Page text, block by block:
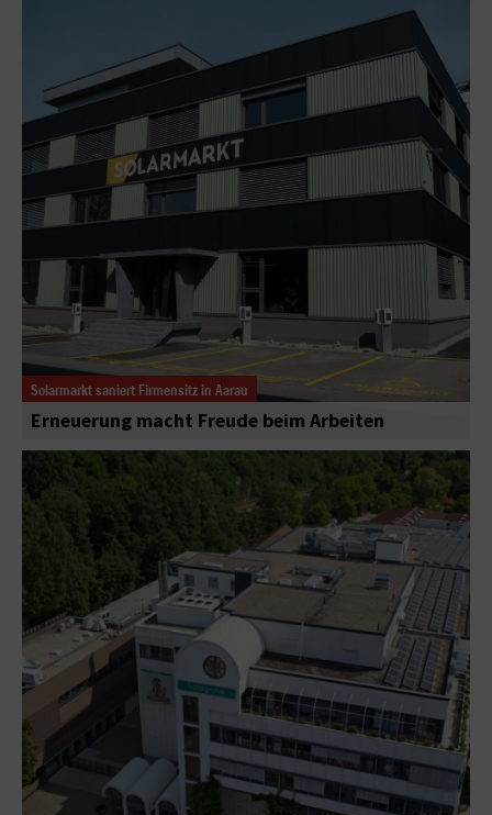
Solarmarkt saniert Firmensitz in Aarau
Erneuerung macht Freude beim Arbeiten